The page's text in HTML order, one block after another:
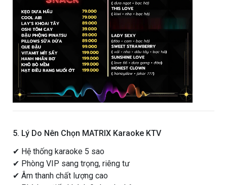
5. Lý Do Nên Chọn MATRIX Karaoke KTV
✔ Hệ thống karaoke 5 sao
✔ Phòng VIP sang trọng, riêng tư
✔ Âm thanh chất lượng cao